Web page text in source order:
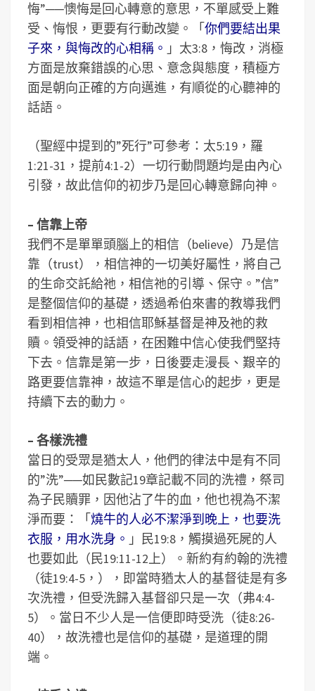
悔”──懊悔是回心轉意的意思，不單感受上難
受、悔恨，更要有行動改變。「你們要結出果
子來，與悔改的心相稱。 」太3:8，悔改，消極
方面是放棄錯誤的心思、意念與態度，積極方
面是朝向正確的方向邁進，有順從的心聽神的
話語。
（聖經中提到的”死行”可參考：太5:19，羅
1:21-31，提前4:1-2）一切行動問題均是由內心
引發，故此信仰的初步乃是回心轉意歸向神。
– 信靠上帝
我們不是單單頭腦上的相信（believe）乃是信
靠（trust），相信神的一切美好屬性，將自己
的生命交託給祂，相信祂的引導、保守。”信”
是整個信仰的基礎，透過希伯來書的教導我們
看到相信神，也相信耶穌基督是神及祂的救
贖。領受神的話語，在困難中信心使我們堅持
下去。信靠是第一步，日後要走漫長、艱辛的
路更要信靠神，故這不單是信心的起步，更是
持續下去的動力。
– 各樣洗禮
當日的受眾是猶太人，他們的律法中是有不同
的”洗”──如民數記19章記載不同的洗禮，祭司
為子民贖罪，因他沾了牛的血，他也視為不潔
淨而要：「燒牛的人必不潔淨到晚上，也要洗
衣服，用水洗身。 」民19:8，觸摸過死屍的人
也要如此（民19:11-12上）。新約有約翰的洗禮
（徒19:4-5，），即當時猶太人的基督徒是有多
次洗禮，但受洗歸入基督卻只是一次（弗4:4-
5）。當日不少人是一信便即時受洗（徒8:26-
40），故洗禮也是信仰的基礎，是道理的開
端。